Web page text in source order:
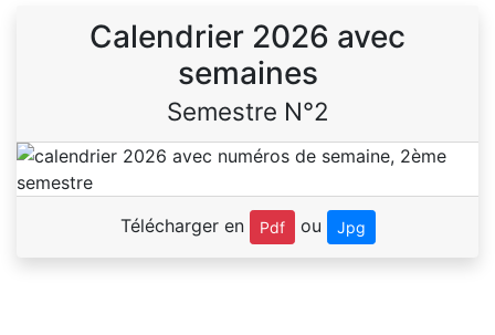
Calendrier 2026 avec
semaines
Semestre N°2
Télécharger en Pdf ou Jpg